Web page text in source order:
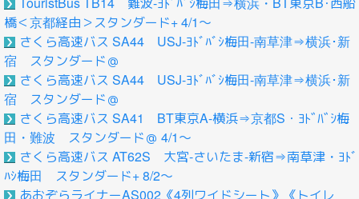
橋＜京都経由＞スタンダード+ 4/1～
さくら高速バス SA44 USJ-ﾖﾄﾞﾊﾞｼ梅田-南草津⇒横浜･新
宿 スタンダード＠
さくら高速バス SA44 USJ-ﾖﾄﾞﾊﾞｼ梅田-南草津⇒横浜･新
宿 スタンダード＠
さくら高速バス SA41 BT東京A-横浜⇒京都S・ﾖﾄﾞﾊﾞｼ梅
田・難波 スタンダード＠ 4/1～
さくら高速バス AT62S 大宮‐さいたま-新宿⇒南草津・ﾖﾄﾞ
ﾊｼ梅田 スタンダード+ 8/2～
あおぞらライナーAS002《4列ワイドシート》《トイレ